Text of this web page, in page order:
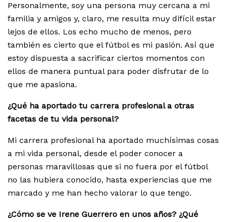
Personalmente, soy una persona muy cercana a mi
familia y amigos y, claro, me resulta muy difícil estar
lejos de ellos. Los echo mucho de menos, pero
también es cierto que el fútbol es mi pasión. Así que
estoy dispuesta a sacrificar ciertos momentos con
ellos de manera puntual para poder disfrutar de lo
que me apasiona.
¿Qué ha aportado tu carrera profesional a otras
facetas de tu vida personal?
Mi carrera profesional ha aportado muchísimas cosas
a mi vida personal, desde el poder conocer a
personas maravillosas que si no fuera por el fútbol
no las hubiera conocido, hasta experiencias que me
marcado y me han hecho valorar lo que tengo.
¿Cómo se ve Irene Guerrero en unos años? ¿Qué